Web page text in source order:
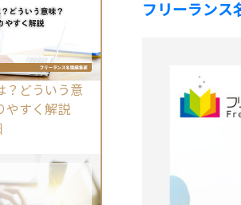
？どういう意
やすく解説
フリーランス